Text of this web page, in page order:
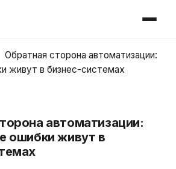
Обратная сторона автоматизации:
живут в бизнес-системах
автоматизации:
ошибки живут в